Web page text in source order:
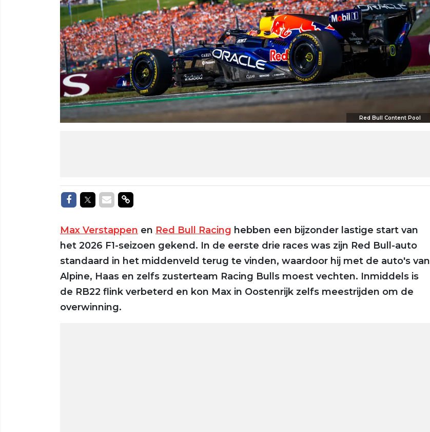
Red Bull Content Pool
Delen op Facebook
Delen op Twitter
Delen via Mail
Delen via link
Max Verstappen en Red Bull Racing hebben een bijzonder lastige start van
het 2026 F1-seizoen gekend. In de eerste drie races was zijn Red Bull-auto
standaard in het middenveld terug te vinden, waardoor hij met de auto's van
Alpine, Haas en zelfs zusterteam Racing Bulls moest vechten. Inmiddels is
de RB22 flink verbeterd en kon Max in Oostenrijk zelfs meestrijden om de
overwinning.